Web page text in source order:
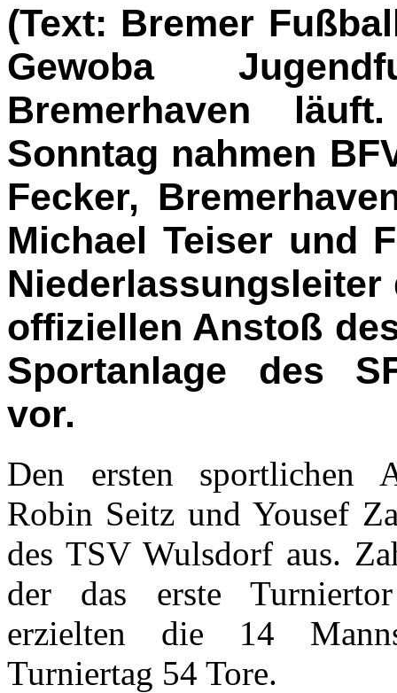
(Text: Bremer
Gewoba
Bremerhaven
Sonntag nahmen
Fecker,
Michael Teiser und
Niederlassungsleiter
offiziellen Anstoß
Sportanlage des
vor.
Den ersten sportlichen
Robin Seitz und Yousef
des TSV Wulsdorf aus.
der das erste
erzielten die 14
Turniertag 54 Tore.